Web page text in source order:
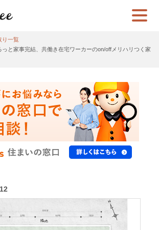
り一覧
っと家事完結、共働き在宅ワーカーのon/offメリハリつく家